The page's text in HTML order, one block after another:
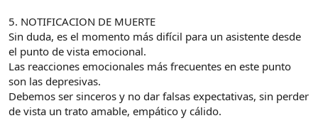
5. NOTIFICACION DE MUERTE
Sin duda, es el momento más difícil para un asistente desde
el punto de vista emocional.
Las reacciones emocionales más frecuentes en este punto
son las depresivas.
Debemos ser sinceros y no dar falsas expectativas, sin perder
de vista un trato amable, empático y cálido.